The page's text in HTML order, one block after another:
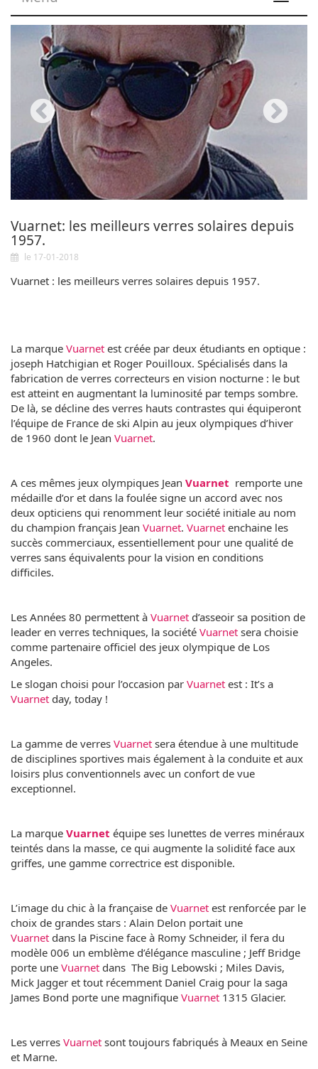
Vuarnet: les meilleurs verres solaires depuis
1957.
le 17-01-2018
Vuarnet : les meilleurs verres solaires depuis 1957.
La marque Vuarnet est créée par deux étudiants en optique :
joseph Hatchigian et Roger Pouilloux. Spécialisés dans la
fabrication de verres correcteurs en vision nocturne : le but
est atteint en augmentant la luminosité par temps sombre.
De là, se décline des verres hauts contrastes qui équiperont
l’équipe de France de ski Alpin au jeux olympiques d’hiver
de 1960 dont le Jean Vuarnet.
A ces mêmes jeux olympiques Jean Vuarnet remporte une
médaille d’or et dans la foulée signe un accord avec nos
deux opticiens qui renomment leur société initiale au nom
du champion français Jean Vuarnet. Vuarnet enchaine les
succès commerciaux, essentiellement pour une qualité de
verres sans équivalents pour la vision en conditions
difficiles.
Les Années 80 permettent à Vuarnet d’asseoir sa position de
leader en verres techniques, la société Vuarnet sera choisie
comme partenaire officiel des jeux olympique de Los
Angeles.
Le slogan choisi pour l’occasion par Vuarnet est : It’s a
Vuarnet day, today !
La gamme de verres Vuarnet sera étendue à une multitude
de disciplines sportives mais également à la conduite et aux
loisirs plus conventionnels avec un confort de vue
exceptionnel.
La marque Vuarnet équipe ses lunettes de verres minéraux
teintés dans la masse, ce qui augmente la solidité face aux
griffes, une gamme correctrice est disponible.
L’image du chic à la française de Vuarnet est renforcée par le
choix de grandes stars : Alain Delon portait une
Vuarnet dans la Piscine face à Romy Schneider, il fera du
modèle 006 un emblème d’élégance masculine ; Jeff Bridge
porte une Vuarnet dans The Big Lebowski ; Miles Davis,
Mick Jagger et tout récemment Daniel Craig pour la saga
James Bond porte une magnifique Vuarnet 1315 Glacier.
Les verres Vuarnet sont toujours fabriqués à Meaux en Seine
et Marne.